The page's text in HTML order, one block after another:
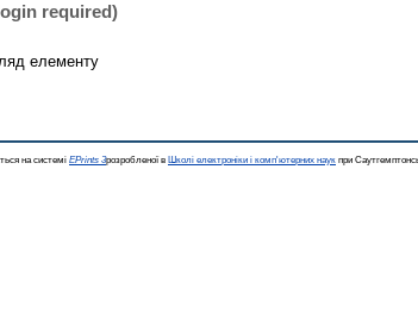
required)
елементу
на системі EPrints 3розробленої в Школі електроніки і комп'ютерних наук при